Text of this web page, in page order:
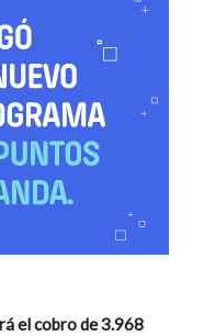
el cobro de 3.968